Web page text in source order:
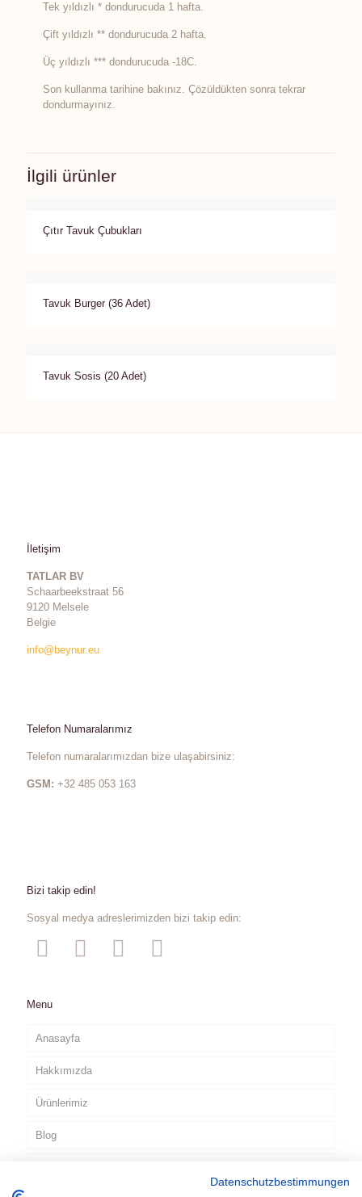
Tek yıldızlı * dondurucuda 1 hafta.
Çift yıldızlı ** dondurucuda 2 hafta.
Üç yıldızlı *** dondurucuda -18C.
Son kullanma tarihine bakınız. Çözüldükten sonra tekrar
dondurmayınız.
İlgili ürünler
Çıtır Tavuk Çubukları
Tavuk Burger (36 Adet)
Tavuk Sosis (20 Adet)
İletişim
TATLAR BV
Schaarbeekstraat 56
9120 Melsele
Belgie
info@beynur.eu
Telefon Numaralarımız
Telefon numaralarımızdan bize ulaşabirsiniz:
GSM: +32 485 053 163
Bizi takip edin!
Sosyal medya adreslerimizden bizi takip edin:
Menu
Anasayfa
Hakkımızda
Ürünlerimiz
Blog
Datenschutzbestimmungen